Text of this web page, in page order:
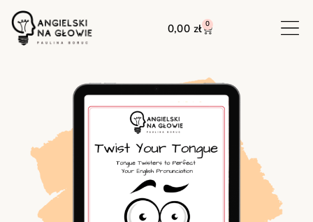
0,00 zł 0